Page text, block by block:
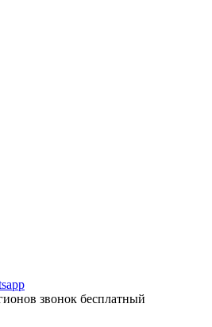
звонок бесплатный